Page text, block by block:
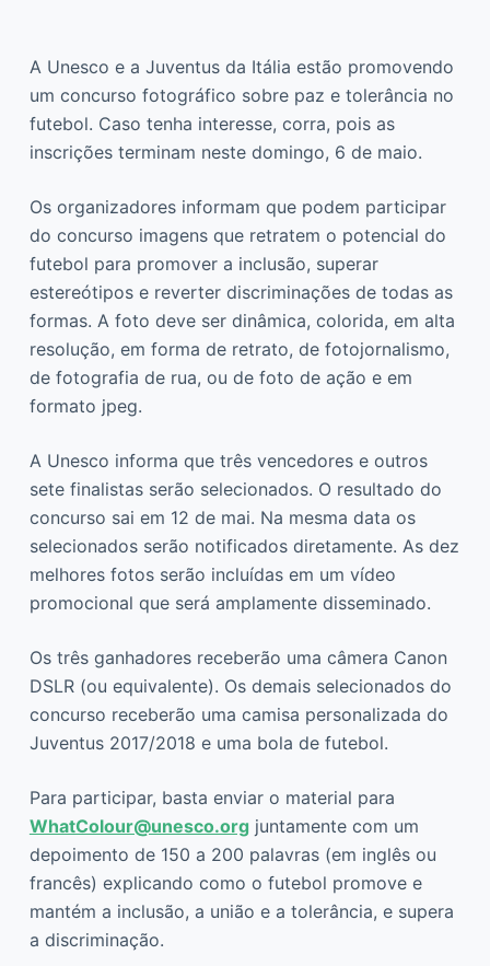
A Unesco e a Juventus da Itália estão promovendo
um concurso fotográfico sobre paz e tolerância no
futebol. Caso tenha interesse, corra, pois as
inscrições terminam neste domingo, 6 de maio.
Os organizadores informam que podem participar
do concurso imagens que retratem o potencial do
futebol para promover a inclusão, superar
estereótipos e reverter discriminações de todas as
formas. A foto deve ser dinâmica, colorida, em alta
resolução, em forma de retrato, de fotojornalismo,
de fotografia de rua, ou de foto de ação e em
formato jpeg.
A Unesco informa que três vencedores e outros
sete finalistas serão selecionados. O resultado do
concurso sai em 12 de mai. Na mesma data os
selecionados serão notificados diretamente. As dez
melhores fotos serão incluídas em um vídeo
promocional que será amplamente disseminado.
Os três ganhadores receberão uma câmera Canon
DSLR (ou equivalente). Os demais selecionados do
concurso receberão uma camisa personalizada do
Juventus 2017/2018 e uma bola de futebol.
Para participar, basta enviar o material para
WhatColour@unesco.orgjuntamente com um
depoimento de 150 a 200 palavras (em inglês ou
francês) explicando como o futebol promove e
mantém a inclusão, a união e a tolerância, e supera
a discriminação.